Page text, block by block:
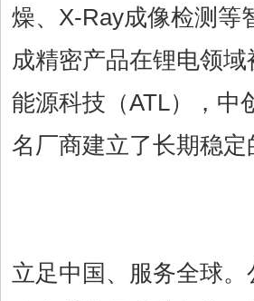
燥、X-Ray成像检测等
成精密产品在锂电领
能源科技（ATL），中
名厂商建立了长期稳
立足中国、服务全球